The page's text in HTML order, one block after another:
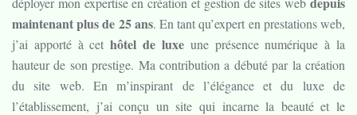
maintenant plus de 25 ans. En tant qu’expert en prestations web,
j’ai apporté à cethôtel de luxeune présence numérique à la
hauteur de son prestige. Ma contribution a débuté par la création
du site web. En m’inspirant de l’élégance et du luxe de
l’établissement, j’ai conçu un site qui incarne la beauté et le